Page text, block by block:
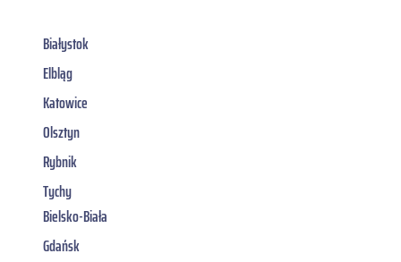
Białystok
Elbląg
Katowice
Olsztyn
Rybnik
Tychy
Bielsko-Biała
Gdańsk